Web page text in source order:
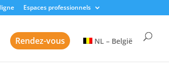
Espaces professionnels
Rendez-vous NL – België